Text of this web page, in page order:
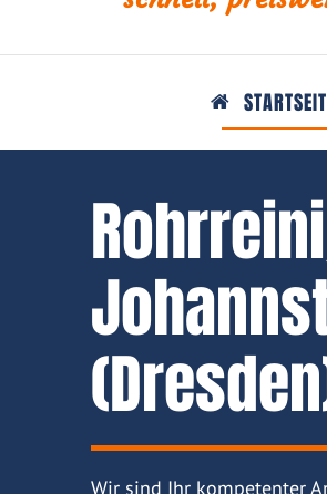
Wir sind Ihr kompetenter